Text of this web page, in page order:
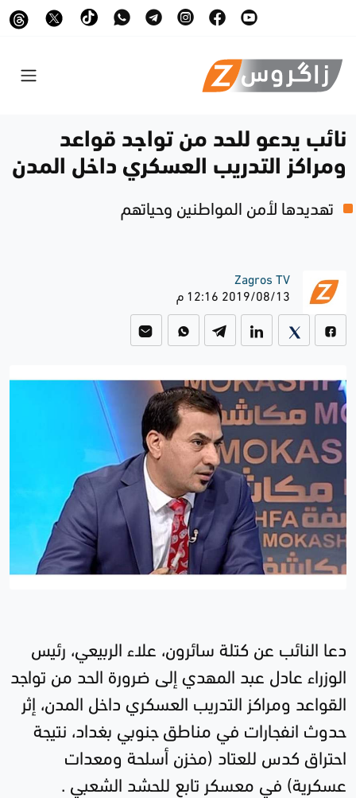
نائب يدعو للحد من تواجد قواعد
ومراكز التدريب العسكري داخل المدن
تهديدها لأمن المواطنين وحياتهم
Zagros TV
2019/08/13 12:16 م
دعا النائب عن كتلة سائرون، علاء الربيعي، رئيس
الوزراء عادل عبد المهدي إلى ضرورة الحد من تواجد
القواعد ومراكز التدريب العسكري داخل المدن، إثر
حدوث انفجارات في مناطق جنوبي بغداد، نتيجة
احتراق كدس للعتاد (مخزن أسلحة ومعدات
عسكرية) في معسكر تابع للحشد الشعبي .